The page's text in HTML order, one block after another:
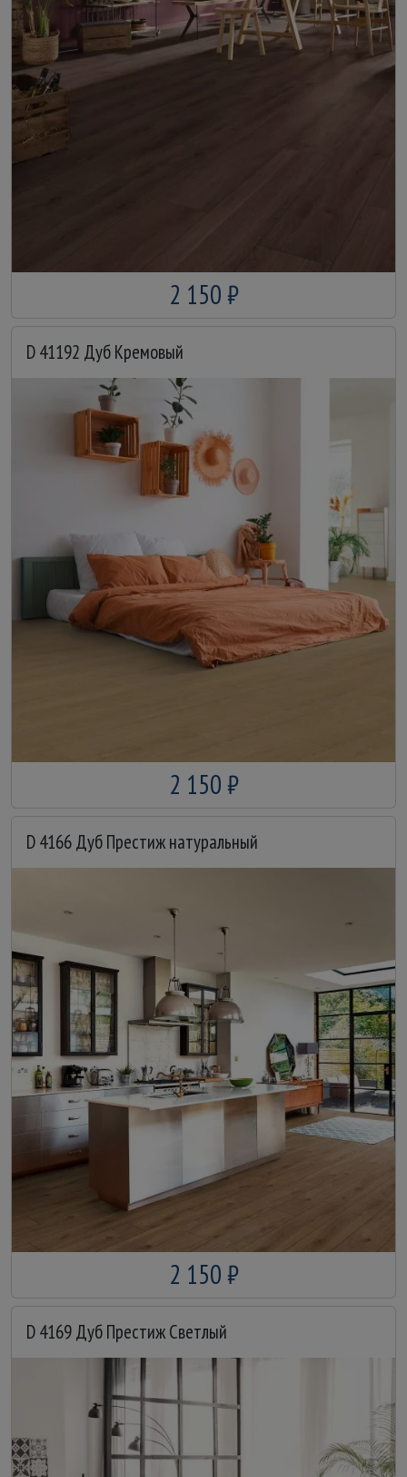
2 150 ₽
D 41192 Дуб Кремовый
2 150 ₽
D 4166 Дуб Престиж натуральный
2 150 ₽
D 4169 Дуб Престиж Светлый